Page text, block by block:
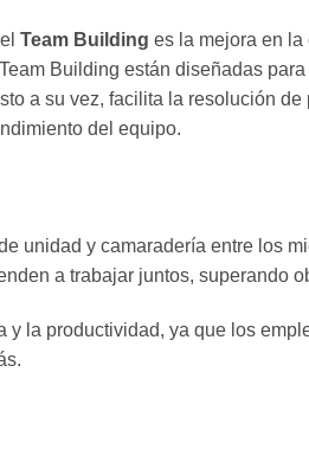
Team Building es la mejora en
Building están diseñadas
a su vez, facilita la resolución
del equipo.
unidad y camaradería entre los
a trabajar juntos, superando
y la productividad, ya que los